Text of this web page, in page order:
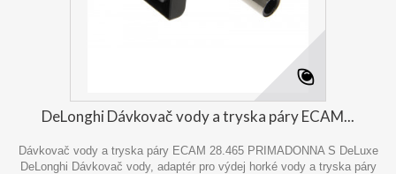
DeLonghi Dávkovač vody a tryska páry ECAM...
Dávkovač vody a tryska páry ECAM 28.465 PRIMADONNA S DeLuxe
DeLonghi Dávkovač vody, adaptér pro výdej horké vody a tryska páry